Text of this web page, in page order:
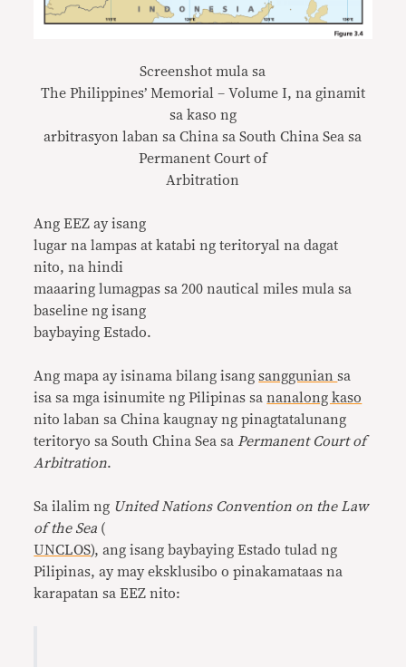
Screenshot mula sa
The Philippines’ Memorial – Volume I, na ginamit
sa kaso ng
arbitrasyon laban sa China sa South China Sea sa
Permanent Court of
Arbitration
Ang EEZ ay isang
lugar na lampas at katabi ng teritoryal na dagat
nito, na hindi
maaaring lumagpas sa 200 nautical miles mula sa
baseline ng isang
baybaying Estado.
Ang mapa ay isinama bilang isangsangguniansa
isa sa mga isinumite ng Pilipinas sananalong kaso
nito laban sa China kaugnay ng pinagtatalunang
teritoryo sa South China Sea sa Permanent Court of
Arbitration.
Sa ilalim ng United Nations Convention on the Law
of the Sea (
UNCLOS), ang isang baybaying Estado tulad ng
Pilipinas, ay may eksklusibo o pinakamataas na
karapatan sa EEZ nito: